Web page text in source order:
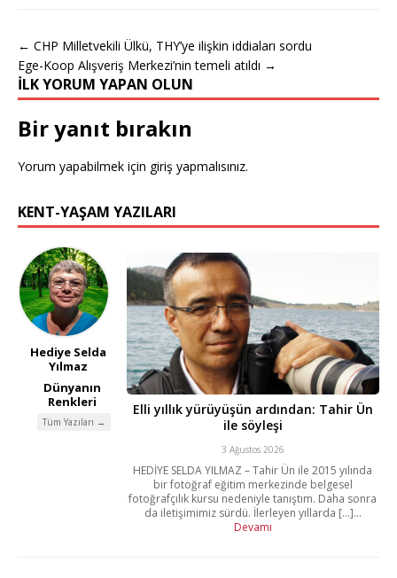
← CHP Milletvekili Ülkü, THY’ye ilişkin iddiaları sordu
Ege-Koop Alışveriş Merkezi’nin temeli atıldı →
İLK YORUM YAPAN OLUN
Bir yanıt bırakın
Yorum yapabilmek için giriş yapmalısınız.
KENT-YAŞAM YAZILARI
Hediye Selda
Yılmaz
Dünyanın
Renkleri
Tüm Yazıları →
Elli yıllık yürüyüşün ardından: Tahir Ün
ile söyleşi
3 Ağustos 2026
HEDİYE SELDA YILMAZ – Tahir Ün ile 2015 yılında
bir fotoğraf eğitim merkezinde belgesel
fotoğrafçılık kursu nedeniyle tanıştım. Daha sonra
da iletişimimiz sürdü. İlerleyen yıllarda [...]...
Devamı